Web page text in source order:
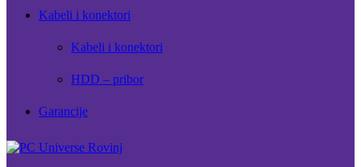
Kabeli i konektori
Kabeli i konektori
HDD – pribor
Garancije